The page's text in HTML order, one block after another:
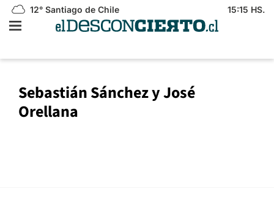
12° Santiago de Chile 15:15 HS.
Sebastián Sánchez y José
Orellana